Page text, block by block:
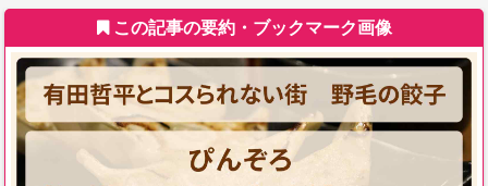
この記事の要約・ブックマーク画像